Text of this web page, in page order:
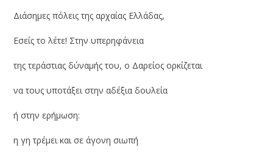
Διάσημες πόλεις της αρχαίας Ελλάδας,
Εσείς το λέτε! Στην υπερηφάνεια
της τεράστιας δύναμής του, ο Δαρείος ορκίζεται
να τους υποτάξει στην αδέξια δουλεία
ή στην ερήμωση:
η γη τρέμει και σε άγονη σιωπή